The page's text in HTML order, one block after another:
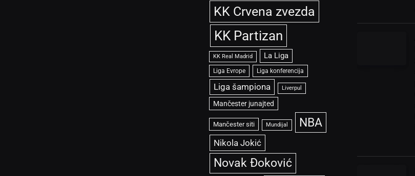
KK Crvena zvezda
KK Partizan
KK Real Madrid La Liga
Liga Evrope Liga konferencija
Liga šampiona Liverpul
Mančester junajted
Mančester siti Mundijal NBA
Nikola Jokić
Novak Đoković